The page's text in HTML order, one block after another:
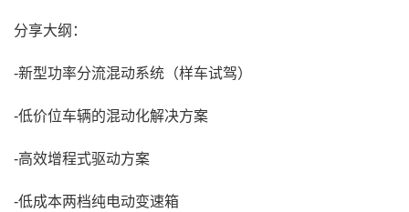
分享大纲：
-新型功率分流混动系统（样车试驾）
-低价位车辆的混动化解决方案
-高效增程式驱动方案
-低成本两档纯电动变速箱